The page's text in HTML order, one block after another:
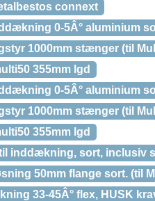
connext
0-5Â° aluminium
1000mm stænger (til
355mm lgd
0-5Â° aluminium
1000mm stænger (til
355mm lgd
inddækning, sort, inclusiv
50mm flange sort. (til
33-45Â° flex, HUSK